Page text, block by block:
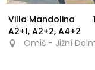
Villa Mandolina
A2+1, A2+2, A4+2
Omiš - Jižní